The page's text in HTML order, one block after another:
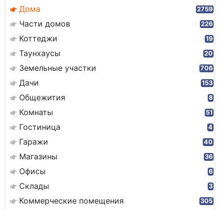
Дома 2759
Части домов 226
Коттеджи 19
Таунхаусы 20
Земельные участки 706
Дачи 153
Общежития 8
Комнаты 51
Гостиница 4
Гаражи 40
Магазины 36
Офисы 6
Склады 3
Коммерческие помещения 305